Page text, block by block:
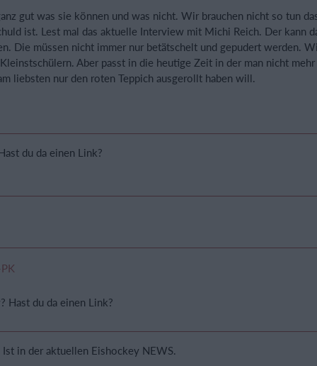
gut was sie können und was nicht. Wir brauchen nicht so tun
ist. Lest mal das aktuelle Interview mit Michi Reich. Der kann
Die müssen nicht immer nur betätschelt und gepudert werden.
Aber passt in die heutige Zeit in der man nicht mehr
liebsten nur den roten Teppich ausgerollt haben will.
du da einen Link?
Hast du da einen Link?
in der aktuellen Eishockey NEWS.